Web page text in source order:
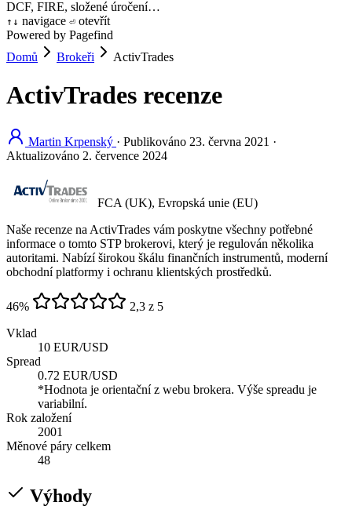
DCF, FIRE, složené úročení…
↑ ↓ navigace ⏎ otevřít
Powered by Pagefind
Domů
Brokeři ActivTrades
ActivTrades recenze
Martin Krpenský · Publikováno 23. června 2021 ·
Aktualizováno 2. července 2024
FCA (UK), Evropská unie (EU)
Naše recenze na ActivTrades vám poskytne všechny potřebné
informace o tomto STP brokerovi, který je regulován několika
autoritami. Nabízí širokou škálu finančních instrumentů, moderní
obchodní platformy i ochranu klientských prostředků.
46%
2,3 z 5
Vklad
10 EUR/USD
Spread
0.72 EUR/USD
*Hodnota je orientační z webu brokera. Výše spreadu je
variabilní.
Rok založení
2001
Měnové páry celkem
48
Výhody